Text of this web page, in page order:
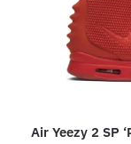
Air Yeezy 2 SP